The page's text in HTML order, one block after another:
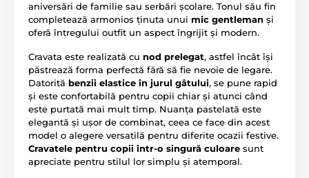
aniversări de familie sau serbări școlare. Tonul său fin
completează armonios ținuta unui mic gentleman și
oferă întregului outfit un aspect îngrijit și modern.
Cravata este realizată cu nod prelegat, astfel încât își
păstrează forma perfectă fără să fie nevoie de legare.
Datorită benzii elastice în jurul gâtului, se pune rapid
și este confortabilă pentru copii chiar și atunci când
este purtată mai mult timp. Nuanța pastelată este
elegantă și ușor de combinat, ceea ce face din acest
model o alegere versatilă pentru diferite ocazii festive.
Cravatele pentru copii într-o singură culoare sunt
apreciate pentru stilul lor simplu și atemporal.